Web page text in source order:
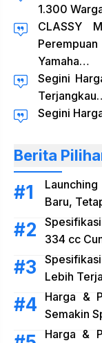
1.300
CLASSY
Yamaha…
Segini
Segini
Berita
Baru,
334 cc
Lebih
Harga &
Semakin
Harga &